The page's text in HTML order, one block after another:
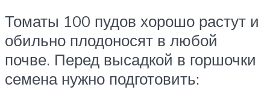
Томаты 100 пудов хорошо растут и
обильно плодоносят в любой
почве. Перед высадкой в горшочки
семена нужно подготовить: